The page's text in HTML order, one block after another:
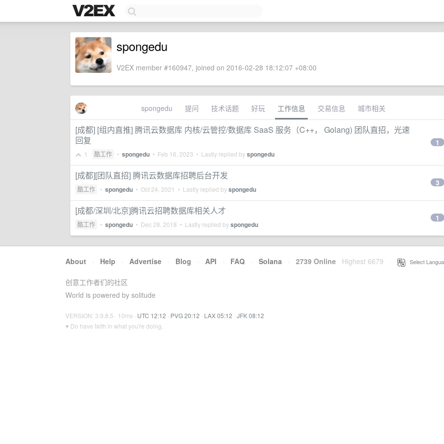
spongedu
V2EX member #160947, joined on 2016-02-28 18:12:07 +08:00
spongedu 提问 技术话题 好玩 工作信息 交易信息 城市相关
[成都] [组内直推] 腾讯云数据库 内核/云管控/数据库 SaaS 服务（C++， Golang) 团队直招，光速
回复
1 酷工作 • spongedu • Feb 16, 2023 • Lastly replied byspongedu
1
[成都][团队直招] 腾讯云数据库招聘后台开发
酷工作 • spongedu • Oct 24, 2021 • Lastly replied byspongedu
3
[成都/深圳/北京]腾讯云招聘数据库相关人才
酷工作 • spongedu • Dec 28, 2018 • Lastly replied byspongedu
1
About · Help · Advertise · Blog · API · FAQ · Solana · 2739 Online Highest 6679 Select
创意工作者们的社区
World is powered by solitude
VERSION: 3.9.8.5 · 10ms · UTC 12:12 · PVG 20:12 · LAX 05:12 · JFK 08:12
♥ Do have faith in what you're doing.